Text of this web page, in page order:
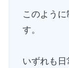
このよう
す。
いずれも